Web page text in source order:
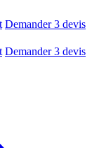
Demander 3 devis
Demander 3 devis